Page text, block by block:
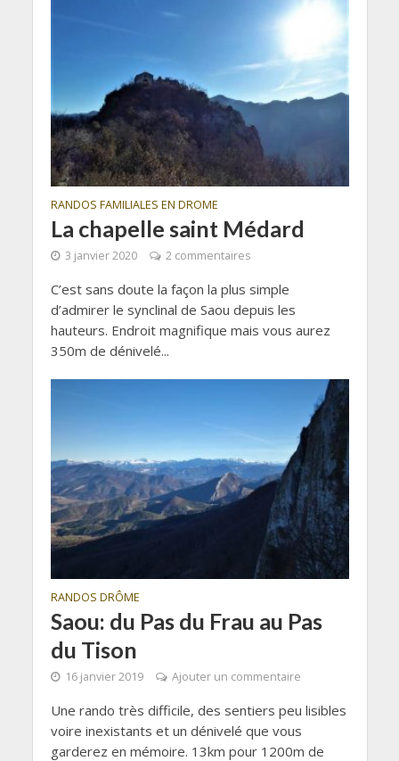
RANDOS FAMILIALES EN DROME
La chapelle saint Médard
3 janvier 2020 2 commentaires
C’est sans doute la façon la plus simple
d’admirer le synclinal de Saou depuis les
hauteurs. Endroit magnifique mais vous aurez
350m de dénivelé...
RANDOS DRÔME
Saou: du Pas du Frau au Pas
du Tison
16 janvier 2019 Ajouter un commentaire
Une rando très difficile, des sentiers peu lisibles
voire inexistants et un dénivelé que vous
garderez en mémoire. 13km pour 1200m de